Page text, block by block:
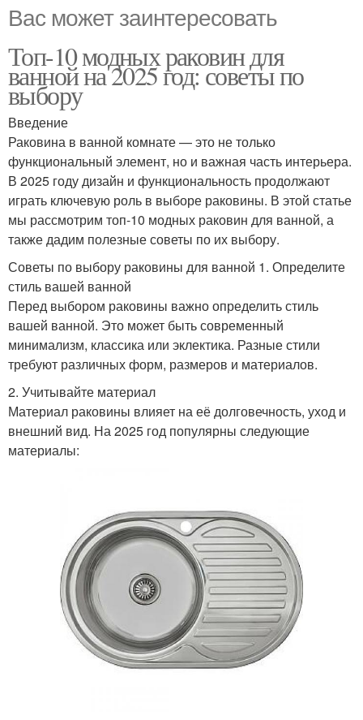
Вас может заинтересовать
Топ-10 модных раковин для
ванной на 2025 год: советы по
выбору
Введение
Раковина в ванной комнате — это не только
функциональный элемент, но и важная часть интерьера.
В 2025 году дизайн и функциональность продолжают
играть ключевую роль в выборе раковины. В этой статье
мы рассмотрим топ-10 модных раковин для ванной, а
также дадим полезные советы по их выбору.
Советы по выбору раковины для ванной 1. Определите
стиль вашей ванной
Перед выбором раковины важно определить стиль
вашей ванной. Это может быть современный
минимализм, классика или эклектика. Разные стили
требуют различных форм, размеров и материалов.
2. Учитывайте материал
Материал раковины влияет на её долговечность, уход и
внешний вид. На 2025 год популярны следующие
материалы: